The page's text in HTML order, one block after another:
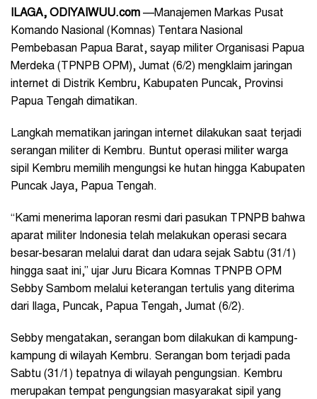
ILAGA, ODIYAIWUU.com —Manajemen Markas Pusat
Komando Nasional (Komnas) Tentara Nasional
Pembebasan Papua Barat, sayap militer Organisasi Papua
Merdeka (TPNPB OPM), Jumat (6/2) mengklaim jaringan
internet di Distrik Kembru, Kabupaten Puncak, Provinsi
Papua Tengah dimatikan.
Langkah mematikan jaringan internet dilakukan saat terjadi
serangan militer di Kembru. Buntut operasi militer warga
sipil Kembru memilih mengungsi ke hutan hingga Kabupaten
Puncak Jaya, Papua Tengah.
“Kami menerima laporan resmi dari pasukan TPNPB bahwa
aparat militer Indonesia telah melakukan operasi secara
besar-besaran melalui darat dan udara sejak Sabtu (31/1)
hingga saat ini,” ujar Juru Bicara Komnas TPNPB OPM
Sebby Sambom melalui keterangan tertulis yang diterima
dari Ilaga, Puncak, Papua Tengah, Jumat (6/2).
Sebby mengatakan, serangan bom dilakukan di kampung-
kampung di wilayah Kembru. Serangan bom terjadi pada
Sabtu (31/1) tepatnya di wilayah pengungsian. Kembru
merupakan tempat pengungsian masyarakat sipil yang